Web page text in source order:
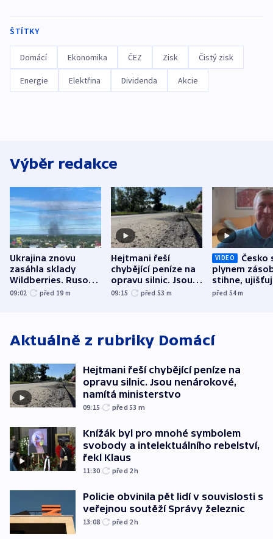
ŠTÍTKY
Domácí Ekonomika ČEZ Zisk Čistý zisk
Energie Elektřina Dividenda Akcie
Výběr redakce
Ukrajina znovu
zasáhla sklady
Wildberries. Rusové
útočili v Charkovské
09:02 před 19 m
Hejtmani řeší
chybějící peníze na
opravu silnic. Jsou
nenárokové, namítá
09:15 před 53 m
VIDEO
Česko
plynem
stihne,
expert.
před 54m
Aktuálně z rubriky Domácí
Hejtmani řeší chybějící peníze na
opravu silnic. Jsou nenárokové,
namítá ministerstvo
09:15 před 53 m
Knížák byl pro mnohé symbolem
svobody a intelektuálního rebelství,
řekl Klaus
11:30 před 2h
Policie obvinila pět lidí v souvislosti s
veřejnou soutěží Správy železnic
13:08 před 2h